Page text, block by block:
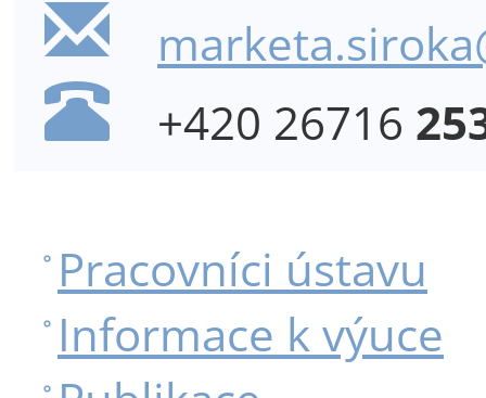
+420 26716
Pracovníci ústavu
Informace k výuce